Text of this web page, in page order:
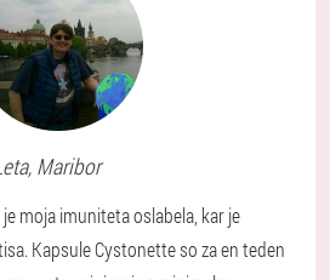
Maribor
moja imuniteta oslabela, kar je
Kapsule Cystonette so za en teden